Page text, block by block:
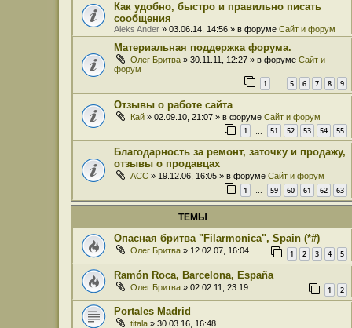
Как удобно, быстро и правильно писать
сообщения
Aleks Ander » 03.06.14, 14:56 » в форуме Сайт и форум
Материальная поддержка форума.
Олег Бритва » 30.11.11, 12:27 » в форуме Сайт и
форум
1 … 5 6 7 8 9
Отзывы о работе сайта
Кай » 02.09.10, 21:07 » в форуме Сайт и форум
1 51 52 53 54 55
Благодарность за ремонт, заточку и продажу,
отзывы о продавцах
ACC » 19.12.06, 16:05 » в форуме Сайт и форум
1 … 59 60 61 62 63
ТЕМЫ
Опасная бритва "Filarmonica", Spain (*#)
Олег Бритва » 12.02.07, 16:04 1 2 3 4 5
Ramón Roca, Barcelona, España
Олег Бритва » 02.02.11, 23:19 1 2
Portales Madrid
titala » 30.03.16, 16:48